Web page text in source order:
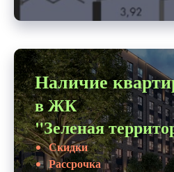
Наличие
в ЖК
"Зеленая
Скидки
Рассрочка